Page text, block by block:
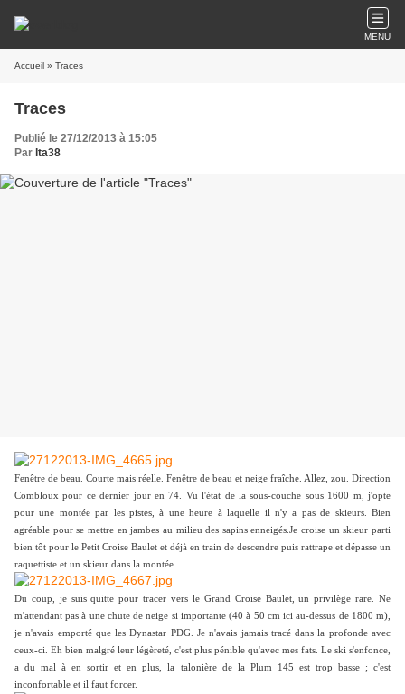
MENU
Accueil » Traces
Traces
Publié le 27/12/2013 à 15:05
Par lta38
Fenêtre de beau. Courte mais réelle. Fenêtre de beau et neige fraîche. Allez, zou. Direction
Combloux pour ce dernier jour en 74. Vu l'état de la sous-couche sous 1600 m, j'opte
pour une montée par les pistes, à une heure à laquelle il n'y a pas de skieurs. Bien
agréable pour se mettre en jambes au milieu des sapins enneigés.Je croise un skieur parti
bien tôt pour le Petit Croise Baulet et déjà en train de descendre puis rattrape et dépasse un
raquettiste et un skieur dans la montée.
Du coup, je suis quitte pour tracer vers le Grand Croise Baulet, un privilège rare. Ne
m'attendant pas à une chute de neige si importante (40 à 50 cm ici au-dessus de 1800 m),
je n'avais emporté que les Dynastar PDG. Je n'avais jamais tracé dans la profonde avec
ceux-ci. Eh bien malgré leur légèreté, c'est plus pénible qu'avec mes fats. Le ski s'enfonce,
a du mal à en sortir et en plus, la talonière de la Plum 145 est trop basse ; c'est
inconfortable et il faut forcer.